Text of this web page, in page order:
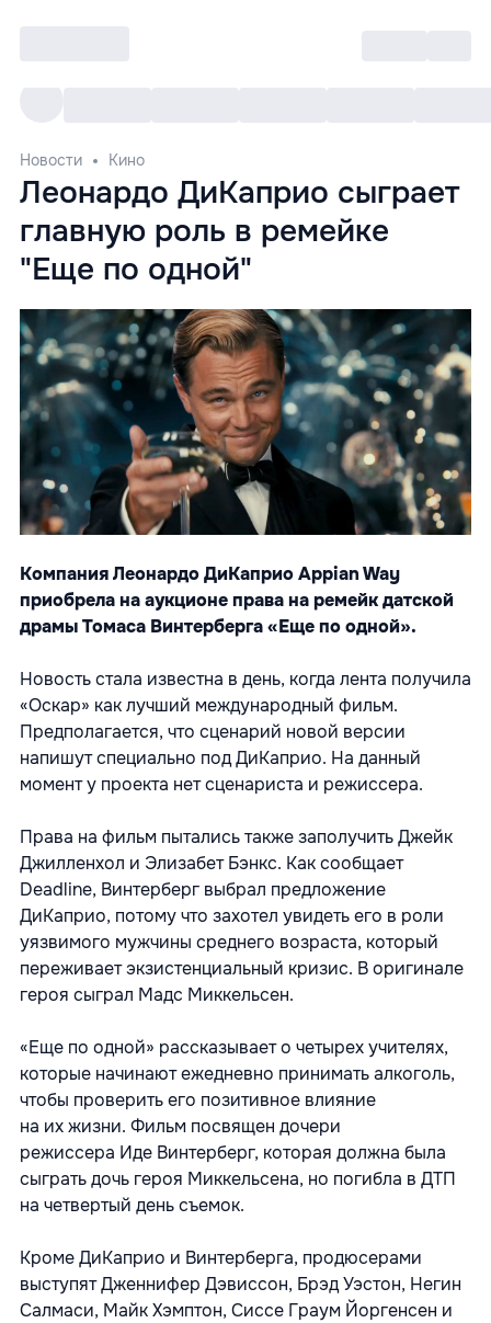
Новости Кино
Леонардо ДиКаприо сыграет
главную роль в ремейке
"Еще по одной"
Компания Леонардо ДиКаприо Appian Way
приобрела на аукционе права на ремейк датской
драмы Томаса Винтерберга «Еще по одной».
Новость стала известна в день, когда лента получила
«Оскар» как лучший международный фильм.
Предполагается, что сценарий новой версии
напишут специально под ДиКаприо. На данный
момент у проекта нет сценариста и режиссера.
Права на фильм пытались также заполучить Джейк
Джилленхол и Элизабет Бэнкс. Как сообщает
Deadline, Винтерберг выбрал предложение
ДиКаприо, потому что захотел увидеть его в роли
уязвимого мужчины среднего возраста, который
переживает экзистенциальный кризис. В оригинале
героя сыграл Мадс Миккельсен.
«Еще по одной» рассказывает о четырех учителях,
которые начинают ежедневно принимать алкоголь,
чтобы проверить его позитивное влияние
на их жизни. Фильм посвящен дочери
режиссера Иде Винтерберг, которая должна была
сыграть дочь героя Миккельсена, но погибла в ДТП
на четвертый день съемок.
Кроме ДиКаприо и Винтерберга, продюсерами
выступят Дженнифер Дэвиссон, Брэд Уэстон, Негин
Салмаси, Майк Хэмптон, Сиссе Граум Йоргенсен и